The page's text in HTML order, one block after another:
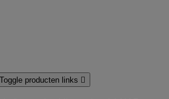
Toggle producten links 